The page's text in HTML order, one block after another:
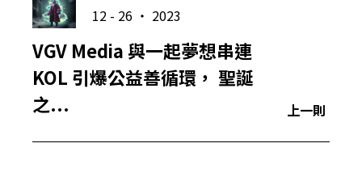
12 - 26 ‧ 2023
VGV Media 與一起夢想串連
KOL 引爆公益善循環， 聖誕
之...
上一則